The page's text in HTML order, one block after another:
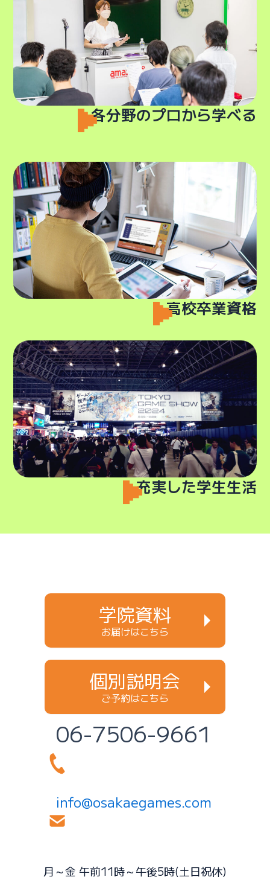
各分野のプロから学べる
高校卒業資格
充実した学生生活
学院資料
お届けはこちら
個別説明会
ご予約はこちら
06-7506-9661
info@osakaegames.com
月～金 午前11時～午後5時(土日祝休)